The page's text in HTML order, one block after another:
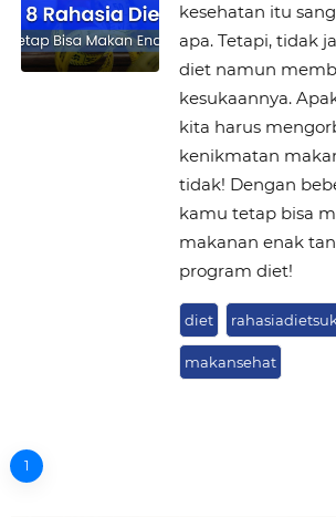
kesehatan itu
apa. Tetapi, tidak
diet namun
kesukaannya.
kita harus
kenikmatan
tidak! Dengan
kamu tetap bisa
makanan enak
program diet!
diet
makansehat
1